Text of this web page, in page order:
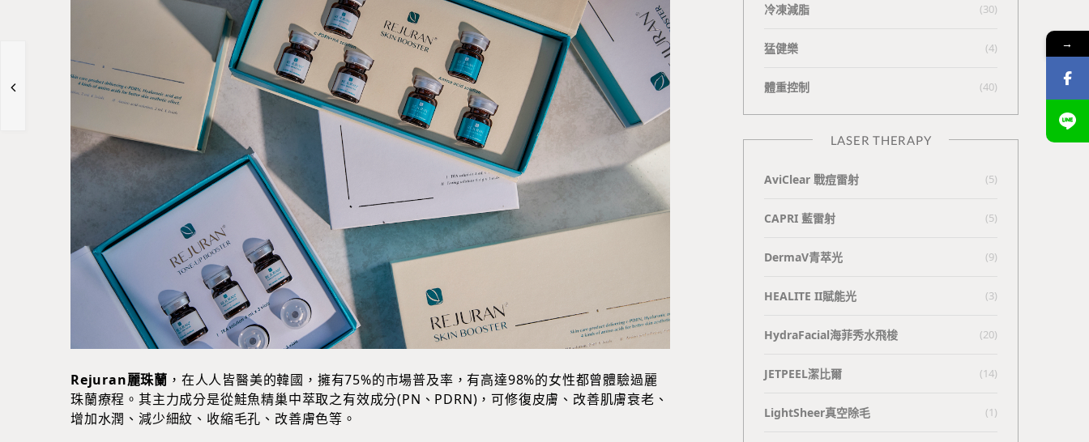
Rejuran麗珠蘭 ，在人人皆醫美的韓國，擁有75%的市場普及率，有高達98%的女性都曾體驗過麗
珠蘭療程。其主力成分是從鮭魚精巢中萃取之有效成分(PN、PDRN)，可修復皮膚、改善肌膚衰老、
增加水潤、減少細紋、收縮毛孔、改善膚色等。
冷凍減脂 (30)
猛健樂 (4)
體重控制 (40)
LASER THERAPY
AviClear 戰痘雷射 (5)
CAPRI 藍雷射 (5)
DermaV青萃光 (9)
HEALITE II賦能光 (3)
HydraFacial海菲秀水飛梭 (20)
JETPEEL潔比爾 (14)
LightSheer真空除毛 (1)
→